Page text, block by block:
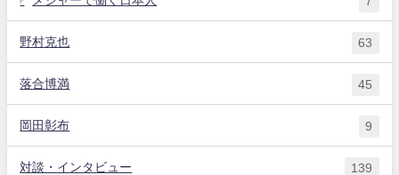
野村克也 63
落合博満 45
岡田彰布 9
対談・インタビュー 139